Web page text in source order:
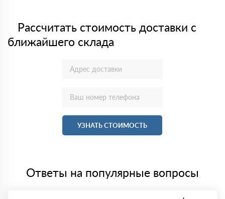
Рассчитать стоимость доставки с
ближайшего склада
УЗНАТЬ СТОИМОСТЬ
Ответы на популярные вопросы